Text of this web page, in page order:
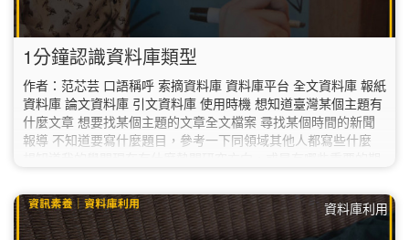
1分鐘認識資料庫類型
作者：范芯芸 口語稱呼 索摘資料庫 資料庫平台 全文資料庫 報紙
資料庫 論文資料庫 引文資料庫 使用時機 想知道臺灣某個主題有
什麼文章 想要找某個主題的文章全文檔案 尋找某個時間的新聞
報導 不知道要寫什麼題目，參考一下同領域其他人都寫些什麼
ProQuest 華藝線上圖書館 HyRead台灣全文資料庫 SAGE 電子
期刊 Wiley Online Library Science…
資料庫利用